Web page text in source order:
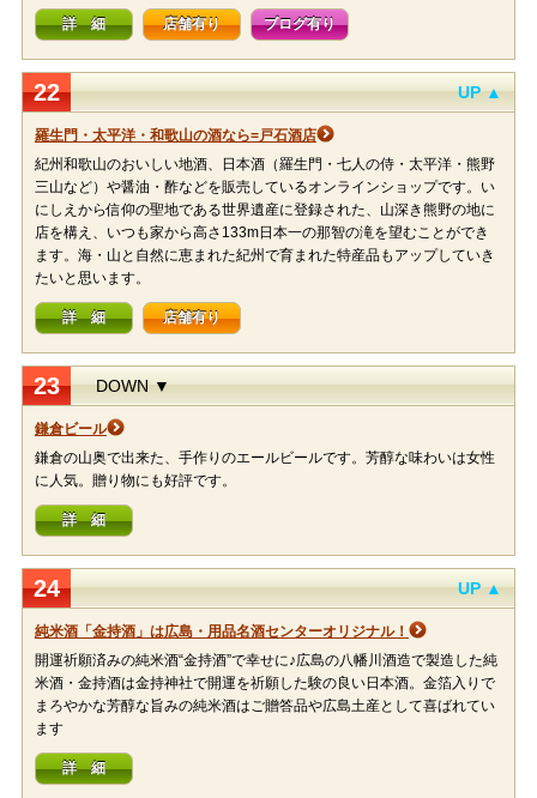
詳 細 店舗有り ブログ有り
22 UP ▲
羅生門・太平洋・和歌山の酒なら=戸石酒店
紀州和歌山のおいしい地酒、日本酒（羅生門・七人の侍・太平洋・熊野
三山など）や醤油・酢などを販売しているオンラインショップです。い
にしえから信仰の聖地である世界遺産に登録された、山深き熊野の地に
店を構え、いつも家から高さ133m日本一の那智の滝を望むことができ
ます。海・山と自然に恵まれた紀州で育まれた特産品もアップしていき
たいと思います。
詳 細 店舗有り
23 DOWN ▼
鎌倉ビール
鎌倉の山奥で出来た、手作りのエールビールです。芳醇な味わいは女性
に人気。贈り物にも好評です。
詳 細
24 UP ▲
純米酒「金持酒」は広島・用品名酒センターオリジナル！
開運祈願済みの純米酒“金持酒”で幸せに♪広島の八幡川酒造で製造した純
米酒・金持酒は金持神社で開運を祈願した験の良い日本酒。金箔入りで
まろやかな芳醇な旨みの純米酒はご贈答品や広島土産として喜ばれてい
ます
詳 細